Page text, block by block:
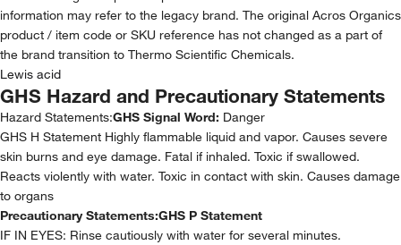
information may refer to the legacy brand. The original Acros Organics
product / item code or SKU reference has not changed as a part of
the brand transition to Thermo Scientific Chemicals.
Lewis acid
GHS Hazard and Precautionary Statements
Hazard Statements:GHS Signal Word: Danger
GHS H Statement Highly flammable liquid and vapor. Causes severe
skin burns and eye damage. Fatal if inhaled. Toxic if swallowed.
Reacts violently with water. Toxic in contact with skin. Causes damage
to organs
Precautionary Statements:GHS P Statement
IF IN EYES: Rinse cautiously with water for several minutes.